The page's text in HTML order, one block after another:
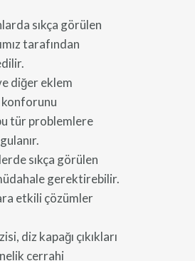
sıkça görülen
tarafından
diğer eklem
konforunu
tür problemlere
sıkça görülen
gerektirebilir.
etkili çözümler
diz kapağı çıkıkları
cerrahi